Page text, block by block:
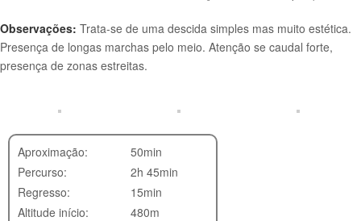
Observações: Trata-se de uma descida simples mas muito estética.
Presença de longas marchas pelo meio. Atenção se caudal forte,
presença de zonas estreitas.
Aproximação:
50min
Percurso:
2h 45min
Regresso:
15min
Altitude início:
480m